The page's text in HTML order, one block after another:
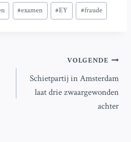
#examen #EY #fraude
VOLGENDE
Schietpartij in Amsterdam
laat drie zwaargewonden
achter